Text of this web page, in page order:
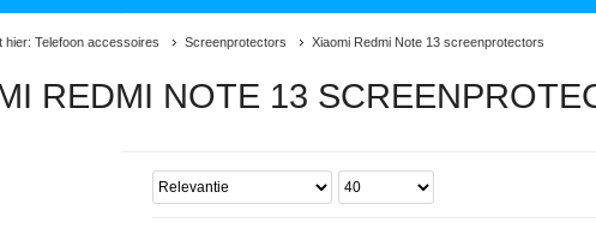
hier: Telefoon accessoires Screenprotectors Xiaomi Redmi Note 13 screenprotectors
REDMI NOTE 13